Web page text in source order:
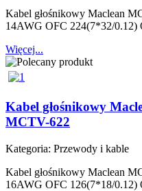
Kabel głośnikowy Maclean
14AWG OFC 224(7*32/
Więcej...
Kabel głośnikowy
MCTV-622
Kategoria: Przewody i kable
Kabel głośnikowy Maclean
16AWG OFC 126(7*18/